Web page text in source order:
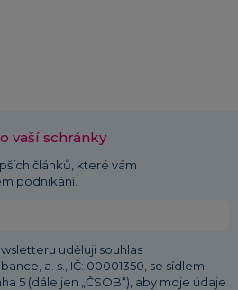
vaší schránky
článků, které vám
podnikání.
uděluji souhlas
a. s., IČ: 00001350, se sídlem
5 (dále jen „ČSOB“), aby moje údaje